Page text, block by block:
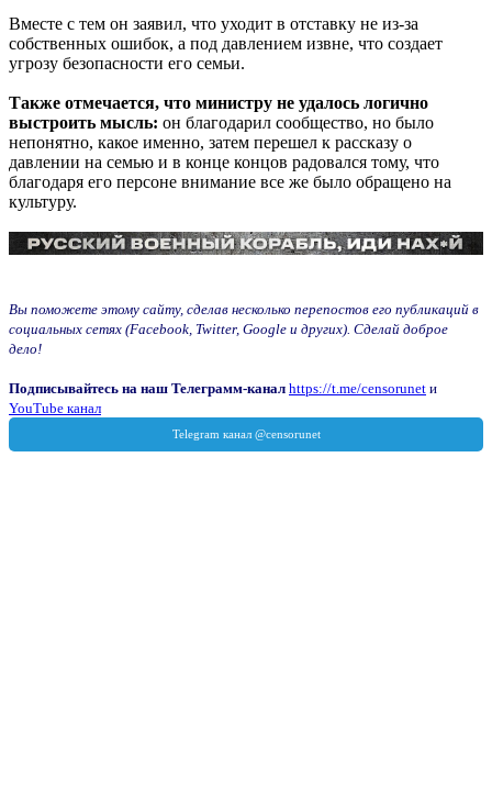
Вместе с тем он заявил, что уходит в отставку не из-за
собственных ошибок, а под давлением извне, что создает
угрозу безопасности его семьи.
Также отмечается, что министру не удалось логично
выстроить мысль: он благодарил сообщество, но было
непонятно, какое именно, затем перешел к рассказу о
давлении на семью и в конце концов радовался тому, что
благодаря его персоне внимание все же было обращено на
культуру.
Вы поможете этому сайту, сделав несколько перепостов его публикаций в
социальных сетях (Facebook, Twitter, Google и других). Сделай доброе
дело!
Подписывайтесь на наш Телеграмм-канал https://t.me/censorunet и
YouTube канал